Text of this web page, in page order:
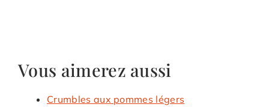
Vous aimerez aussi
Crumbles aux pommes légers